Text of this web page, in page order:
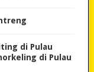
di Pulau
di Pulau